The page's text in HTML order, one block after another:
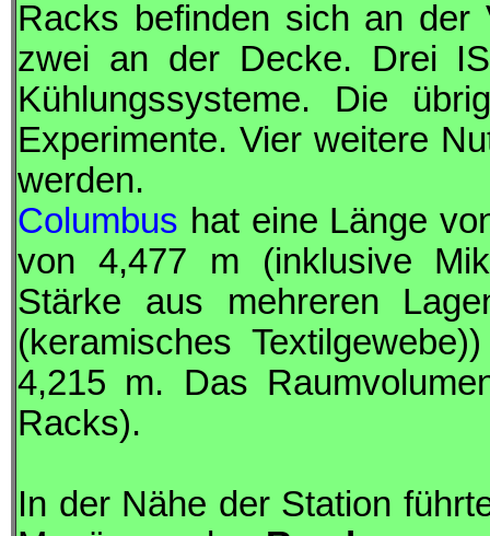
Racks befinden sich an der
zwei an der Decke. Drei
Kühlungssysteme. Die
Experimente. Vier weitere
werden.
Columbus hat eine Länge
von 4,477 m (inklusive
Stärke aus mehreren
(keramisches
4,215 m. Das
Racks).
In der Nähe der Station